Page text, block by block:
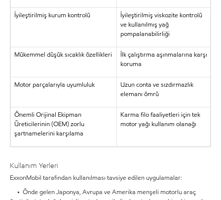
İyileştirilmiş kurum kontrolü
İyileştirilmiş viskozite kontrolü
ve kullanılmış yağ
pompalanabilirliği
Mükemmel düşük sıcaklık özellikleri
İlk çalıştırma aşınmalarına karşı
koruma
Motor parçalarıyla uyumluluk
Uzun conta ve sızdırmazlık
elemanı ömrü
Önemli Orijinal Ekipman
Üreticilerinin (OEM) zorlu
şartnamelerini karşılama
Karma filo faaliyetleri için tek
motor yağı kullanım olanağı
Kullanım Yerleri
ExxonMobil tarafından kullanılması tavsiye edilen uygulamalar:
• Önde gelen Japonya, Avrupa ve Amerika menşeli motorlu araç